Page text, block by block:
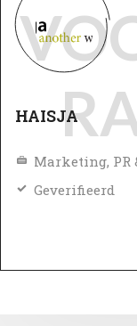
HAISJA
Marketing, PR
Geverifieerd